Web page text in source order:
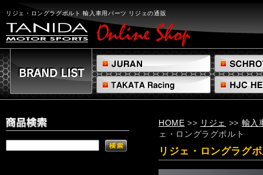
リジェ・ロングラグボルト 輸入車用パーツ リジェの通販
ジ
ェ・
ロ
ン
グ
ラ
グ
ボ
ト
輸
入
車
HOME >> リジェ >> 輸入
ェ・ロングラグボルト
リジェ・ロングラグ